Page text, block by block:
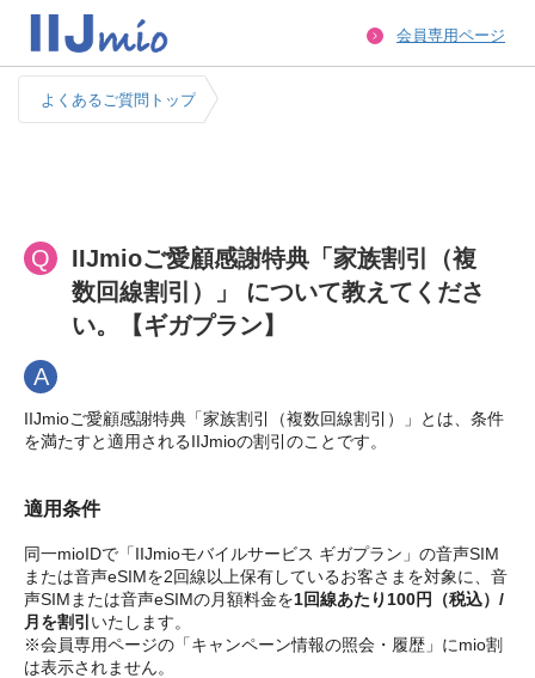
会員専用ページ
よくあるご質問トップ
Q
IIJmioご愛顧感謝特典「家族割引（複
数回線割引）」 について教えてくださ
い。【ギガプラン】
A
IIJmioご愛顧感謝特典「家族割引（複数回線割引）」とは、条件
を満たすと適用されるIIJmioの割引のことです。
適用条件
同一mioIDで「IIJmioモバイルサービス ギガプラン」の音声SIM
または音声eSIMを2回線以上保有しているお客さまを対象に、音
声SIMまたは音声eSIMの月額料金を1回線あたり100円（税込）/
月を割引 いたします。
※会員専用ページの「キャンペーン情報の照会・履歴」にmio割
は表示されません。